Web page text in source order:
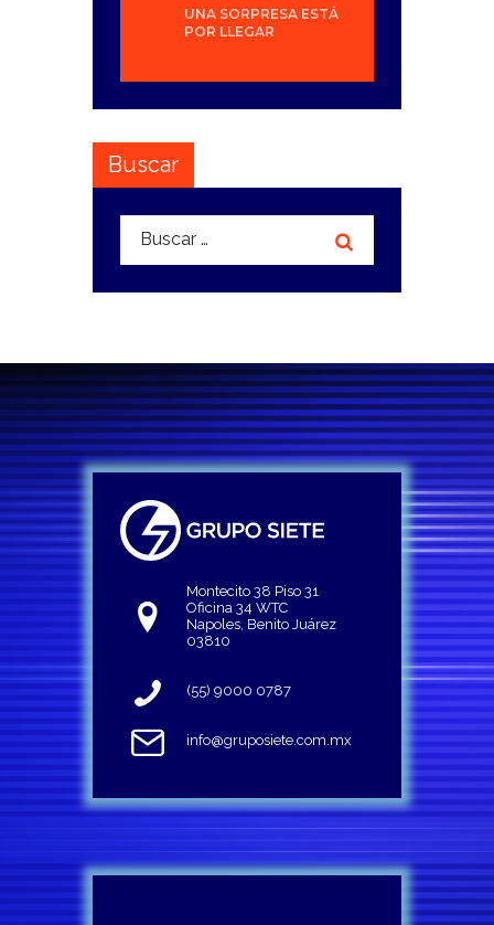
UNA SORPRESA ESTÁ
POR LLEGAR
Buscar
Buscar:
Montecito 38 Piso 31
Oficina 34 WTC
Napoles, Benito Juárez
03810
(55) 9000 0787
info@gruposiete.com.mx